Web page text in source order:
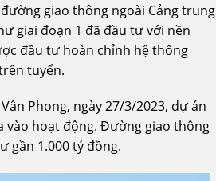
giao thông ngoài Cảng trung
giai đoạn 1 đã đầu tư với nền
đầu tư hoàn chỉnh hệ thống
tuyển.
Phong, ngày 27/3/2023, dự án
hoạt động. Đường giao thông
gần 1.000 tỷ đồng.